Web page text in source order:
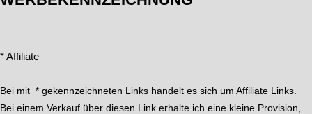
* Affiliate
Bei mit * gekennzeichneten Links handelt es sich um Affiliate Links.
Bei einem Verkauf über diesen Link erhalte ich eine kleine Provision,